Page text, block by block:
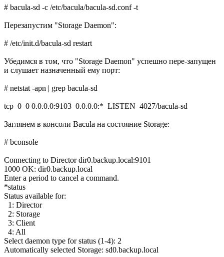
# bacula-sd -c /etc/bacula/bacula-sd.conf -t
Перезапустим "Storage Daemon":
# /etc/init.d/bacula-sd restart
Убедимся в том, что "Storage Daemon" успешно пере-запущен
и слушает назначенный ему порт:
# netstat -apn | grep bacula-sd
tcp 0 0 0.0.0.0:9103 0.0.0.0:* LISTEN 4027/bacula-sd
Заглянем в консоли Bacula на состояние Storage:
# bconsole
Connecting to Director dir0.backup.local:9101
1000 OK: dir0.backup.local
Enter a period to cancel a command.
*status
Status available for:
1: Director
2: Storage
3: Client
4: All
Select daemon type for status (1-4): 2
Automatically selected Storage: sd0.backup.local